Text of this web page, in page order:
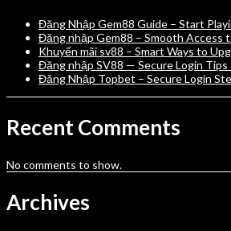
Đăng Nhập Gem88 Guide – Start
Đăng nhập Gem88 – Smooth Access
Khuyến mãi sv88 – Smart Ways to
Đăng nhập SV88 — Secure Login
Đăng Nhập Topbet – Secure Login
Recent Comments
No comments to show.
Archives